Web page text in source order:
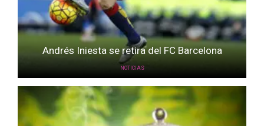
Andrés Iniesta se retira del FC Barcelona
NOTICIAS